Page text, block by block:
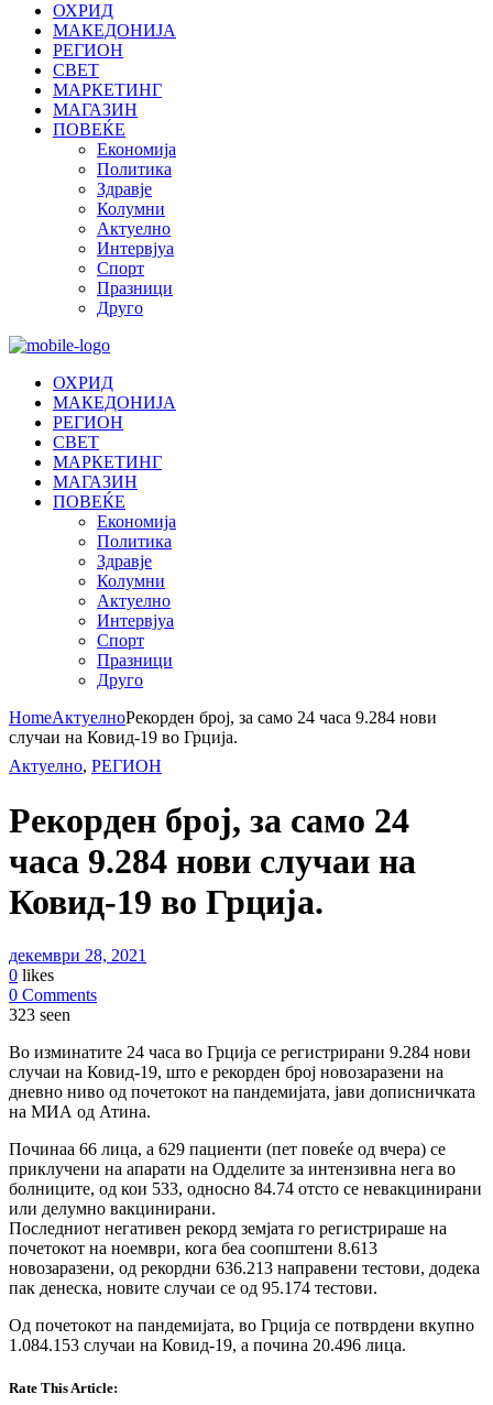
ОХРИД
МАКЕДОНИЈА
РЕГИОН
СВЕТ
МАРКЕТИНГ
МАГАЗИН
ПОВЕЌЕ
Економија
Политика
Здравје
Колумни
Актуелно
Интервјуа
Спорт
Празници
Друго
ОХРИД
МАКЕДОНИЈА
РЕГИОН
СВЕТ
МАРКЕТИНГ
МАГАЗИН
ПОВЕЌЕ
Економија
Политика
Здравје
Колумни
Актуелно
Интервјуа
Спорт
Празници
Друго
HomeАктуелноРекорден број, за само 24 часа 9.284 нови
случаи на Ковид-19 во Грција.
Актуелно, РЕГИОН
Рекорден број, за само 24
часа 9.284 нови случаи на
Ковид-19 во Грција.
декември 28, 2021
0 likes
0 Comments
323 seen
Во изминатите 24 часа во Грција се регистрирани 9.284 нови
случаи на Ковид-19, што е рекорден број новозаразени на
дневно ниво од почетокот на пандемијата, јави дописничката
на МИА од Атина.
Починаа 66 лица, а 629 пациенти (пет повеќе од вчера) се
приклучени на апарати на Одделите за интензивна нега во
болниците, од кои 533, односно 84.74 отсто се невакцинирани
или делумно вакцинирани.
Последниот негативен рекорд земјата го регистрираше на
почетокот на ноември, кога беа соопштени 8.613
новозаразени, од рекордни 636.213 направени тестови, додека
пак денеска, новите случаи се од 95.174 тестови.
Од почетокот на пандемијата, во Грција се потврдени вкупно
1.084.153 случаи на Ковид-19, а почина 20.496 лица.
Rate This Article: